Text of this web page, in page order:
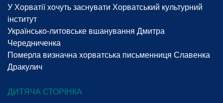
У Хорватії хочуть заснувати Хорватський культурний
інститут
Українсько-литовське вшанування Дмитра
Чередниченка
Померла визначна хорватська письменниця Славенка
Дракулич
ДИТЯЧА СТОРІНКА